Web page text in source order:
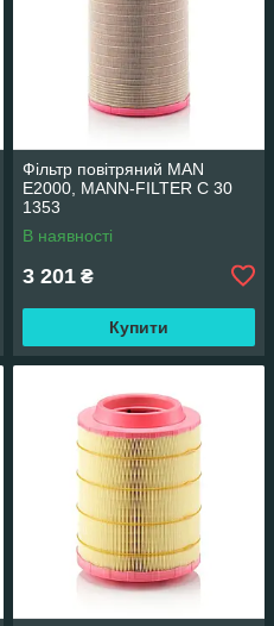
Фільтр повітряний MAN
E2000, MANN-FILTER C 30
1353
В наявності
3 201 ₴
Купити